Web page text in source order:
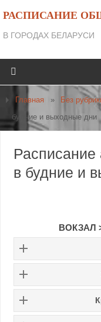
РАСПИСАНИЕ
В ГОРОДАХ БЕЛАРУСИ
Главная » Без
будние и выходные дни
Расписание
в будние и
ВОКЗАЛ